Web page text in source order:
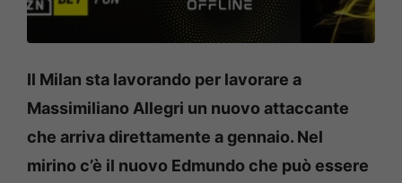
Il Milan sta lavorando per lavorare a
Massimiliano Allegri un nuovo attaccante
che arriva direttamente a gennaio. Nel
mirino c’è il nuovo Edmundo che può essere